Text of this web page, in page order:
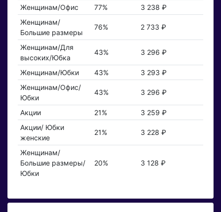
Женщинам/Офис 77%
3 238 ₽
Женщинам/
Большие размеры
76% 2 733 ₽
Женщинам/Для
высоких/Юбка
43% 3 296 ₽
Женщинам/Юбки 43%
3 293 ₽
Женщинам/Офис/
Юбки
43% 3 296 ₽
Акции 21%
3 259 ₽
Акции/ Юбки
женские
21% 3 228 ₽
Женщинам/
Большие размеры/
Юбки
20% 3 128 ₽